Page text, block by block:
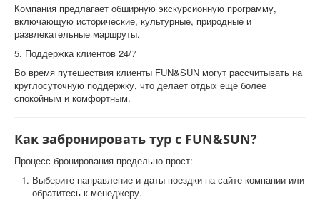
Компания предлагает обширную экскурсионную программу,
включающую исторические, культурные, природные и
развлекательные маршруты.
5. Поддержка клиентов 24/7
Во время путешествия клиенты FUN&SUN могут рассчитывать на
круглосуточную поддержку, что делает отдых еще более
спокойным и комфортным.
Как забронировать тур с FUN&SUN?
Процесс бронирования предельно прост:
Выберите направление и даты поездки на сайте компании или
обратитесь к менеджеру.